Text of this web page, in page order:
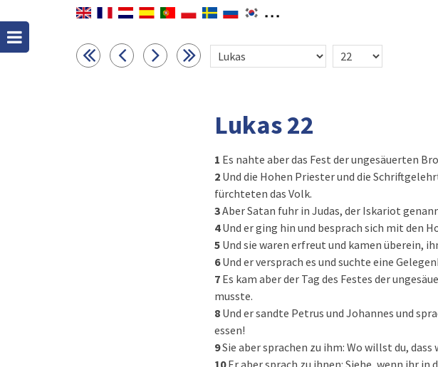
Lukas 22
1 Es nahte aber das Fest der ungesäuerten
2 Und die Hohen Priester und die
fürchteten das Volk.
3Aber Satan fuhr in Judas, der Iskariot
4Und er ging hin und besprach sich mit den
5 Und sie waren erfreut und kamen überein,
6Und er versprach es und suchte eine
7 Es kam aber der Tag des Festes der
musste.
8 Und er sandte Petrus und Johannes und
essen!
9Sie aber sprachen zu ihm: Wo willst du, dass
10Er aber sprach zu ihnen: Siehe, wenn ihr